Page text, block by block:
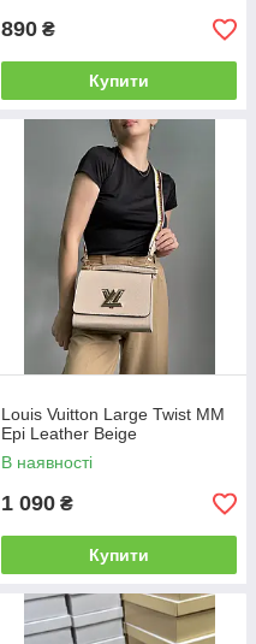
890 ₴
Купити
Louis Vuitton Large Twist MM
Epi Leather Beige
В наявності
1 090 ₴
Купити